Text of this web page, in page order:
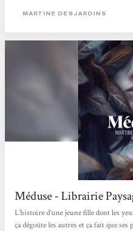
famille se refusent d’assumer et
MARTINE DESJARDINS
Méduse - Librairie
L’histoire d’une jeune fille dont les
ça dégoûte les autres et ça fait que